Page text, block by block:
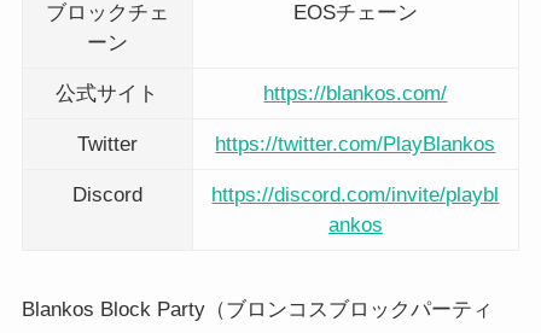
ブロックチェ
ーン
EOSチェーン
公式サイト https://blankos.com/
Twitter https://twitter.com/PlayBlankos
Discord
https://discord.com/invite/playbl
ankos
Blankos Block Party（ブロンコスブロックパーティ